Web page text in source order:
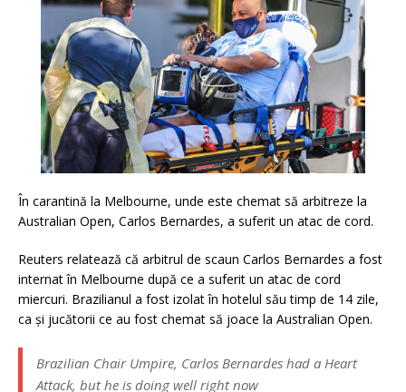
În carantină la Melbourne, unde este chemat să arbitreze la
Australian Open, Carlos Bernardes, a suferit un atac de cord.
Reuters relatează că arbitrul de scaun Carlos Bernardes a fost
internat în Melbourne după ce a suferit un atac de cord
miercuri. Brazilianul a fost izolat în hotelul său timp de 14 zile,
ca și jucătorii ce au fost chemat să joace la Australian Open.
Brazilian Chair Umpire, Carlos Bernardes had a Heart
Attack, but he is doing well right now